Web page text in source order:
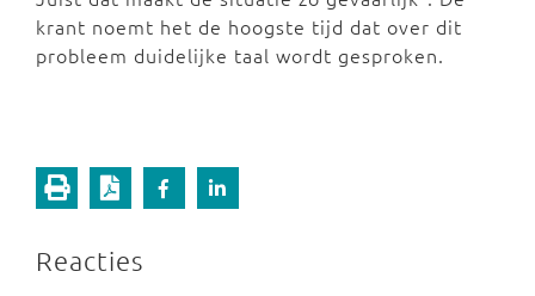
krant noemt het de hoogste tijd dat over dit
probleem duidelijke taal wordt gesproken.
Reacties